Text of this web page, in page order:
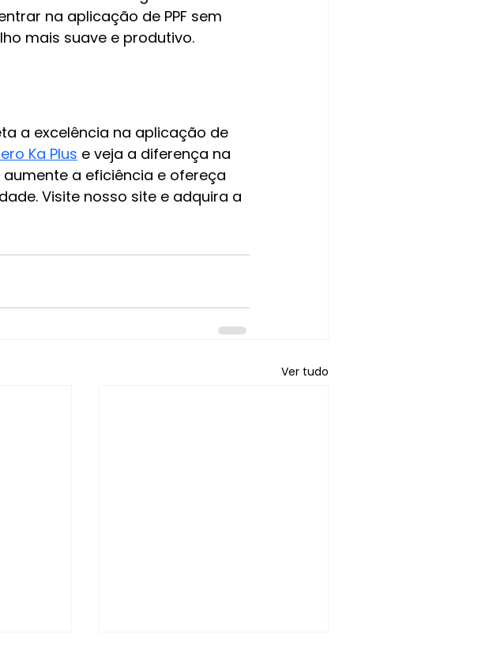
na aplicação de PPF sem
mais suave e produtivo.
a excelência na aplicação de
Ka Plus e veja a diferença na
a eficiência e ofereça
Visite nosso site e adquira a
Ver tudo